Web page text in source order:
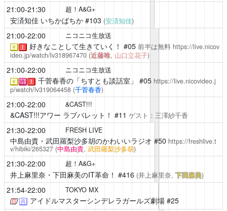
21:00-21:30 超！A&G+
安済知佳 いちかばちか#103 (安済知佳)
21:00-22:00 ニコニコ生放送
￥ ！ 好きなことして生きていく！ #05 前半は無料 https://live.nicov
ideo.jp/watch/lv318967470 (近藤唯, 山口立花子)
21:00-22:00 ニコニコ生放送
￥ 終 ！ 千菅春香の「ちすとも談話室」 #05 https://live.nicovideo.j
p/watch/lv319064458 (千菅春香)
21:00-22:00 &CAST!!!
&CAST!!!アワー ラブパレット！ #11 ゲスト：三澤紗千香
21:30-22:00 FRESH LIVE
中島由貴・武田羅梨沙多胡のかわいいラジオ #50 https://freshlive.t
v/hibiki/265327 (中島由貴, 武田羅梨沙多胡)
21:30-22:00 超！A&G+
井上麻里奈・下田麻美のIT革命！ #416 (井上麻里奈,下田麻美)
21:54-22:00 TOKYO MX
再 アイドルマスターシンデレラガールズ劇場#25